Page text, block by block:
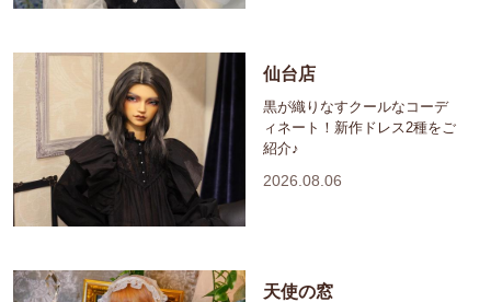
仙台店
黒が織りなすクールなコーデ
ィネート！新作ドレス2種をご
紹介♪
2026.08.06
天使の窓